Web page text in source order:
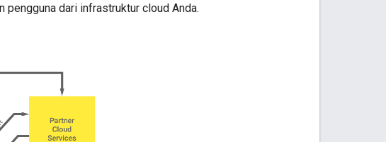
pengguna dari infrastruktur cloud Anda.